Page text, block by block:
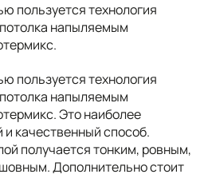
пользуется технология
напыляемым
пользуется технология
напыляемым
Это наиболее
качественный способ.
получается тонким, ровным,
Дополнительно стоит